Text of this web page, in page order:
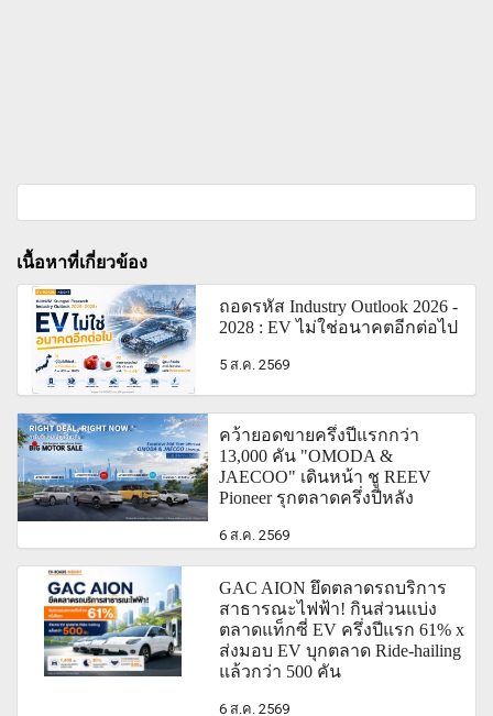
เนื้อหาที่เกี่ยวข้อง
ถอดรหัส Industry Outlook 2026 -
2028 : EV ไม่ใช่อนาคตอีกต่อไป
5 ส.ค. 2569
คว้ายอดขายครึ่งปีแรกกว่า
13,000 คัน "OMODA &
JAECOO" เดินหน้า ชู REEV
Pioneer รุกตลาดครึ่งปีหลัง
6 ส.ค. 2569
GAC AION ยึดตลาดรถบริการ
สาธารณะไฟฟ้า! กินส่วนแบ่ง
ตลาดแท็กซี่ EV ครึ่งปีแรก 61% x
ส่งมอบ EV บุกตลาด Ride-hailing
แล้วกว่า 500 คัน
6 ส.ค. 2569